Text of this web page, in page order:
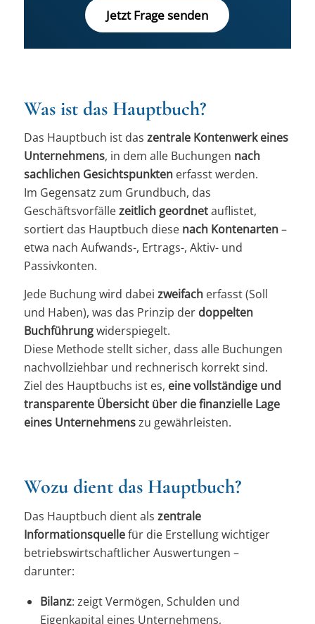
Jetzt Frage senden
Was ist das Hauptbuch?
Das Hauptbuch ist das zentrale Kontenwerk eines
Unternehmens, in dem alle Buchungen nach
sachlichen Gesichtspunktenerfasst werden.
Im Gegensatz zum Grundbuch, das
Geschäftsvorfällezeitlich geordnetauflistet,
sortiert das Hauptbuch diese nach Kontenarten–
etwa nach Aufwands-, Ertrags-, Aktiv- und
Passivkonten.
Jede Buchung wird dabei zweifacherfasst (Soll
und Haben), was das Prinzip der doppelten
Buchführungwiderspiegelt.
Diese Methode stellt sicher, dass alle Buchungen
nachvollziehbar und rechnerisch korrekt sind.
Ziel des Hauptbuchs ist es, eine vollständige und
transparente Übersicht über die finanzielle Lage
eines Unternehmenszu gewährleisten.
Wozu dient das Hauptbuch?
Das Hauptbuch dient als zentrale
Informationsquellefür die Erstellung wichtiger
betriebswirtschaftlicher Auswertungen –
darunter:
Bilanz: zeigt Vermögen, Schulden und
Eigenkapital eines Unternehmens,